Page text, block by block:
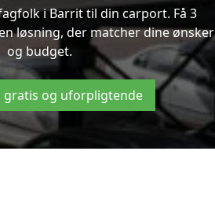
i Barrit til din carport. Få 3
løsning, der matcher dine ønsker
og budget.
gratis og uforpligtende